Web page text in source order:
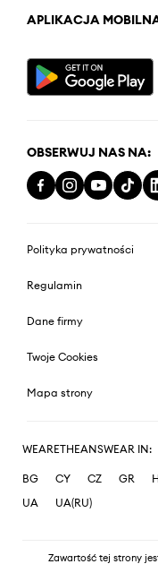
APLIKACJA
OBSERWUJ NAS NA:
Polityka prywatności
Regulamin
Dane firmy
Twoje Cookies
Mapa strony
WEARETHEANSWEAR IN:
BG CY CZ GR
UA
UA(RU)
Zawartość tej strony